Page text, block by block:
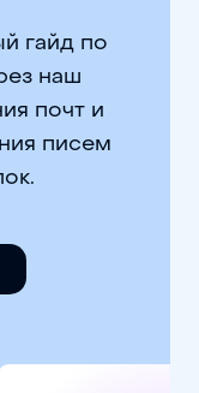
гайд по
наш
почт и
писем